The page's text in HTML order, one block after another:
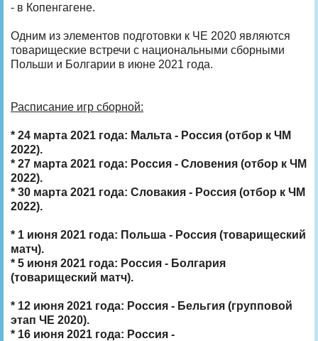
- в Копенгагене.
Одним из элементов подготовки к ЧЕ 2020 являются
товарищеские встречи с национальными сборными
Польши и Болгарии в июне 2021 года.
Расписание игр сборной:
* 24 марта 2021 года: Мальта - Россия (отбор к ЧМ
2022).
* 27 марта 2021 года: Россия - Словения (отбор к ЧМ
2022).
* 30 марта 2021 года: Словакия - Россия (отбор к ЧМ
2022).
* 1 июня 2021 года: Польша - Россия (товарищеский
матч).
* 5 июня 2021 года: Россия - Болгария
(товарищеский матч).
* 12 июня 2021 года: Россия - Бельгия (групповой
этап ЧЕ 2020).
* 16 июня 2021 года: Россия -